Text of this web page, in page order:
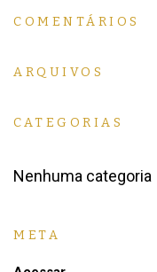
COMENTÁRIOS
ARQUIVOS
CATEGORIAS
Nenhuma categoria
META